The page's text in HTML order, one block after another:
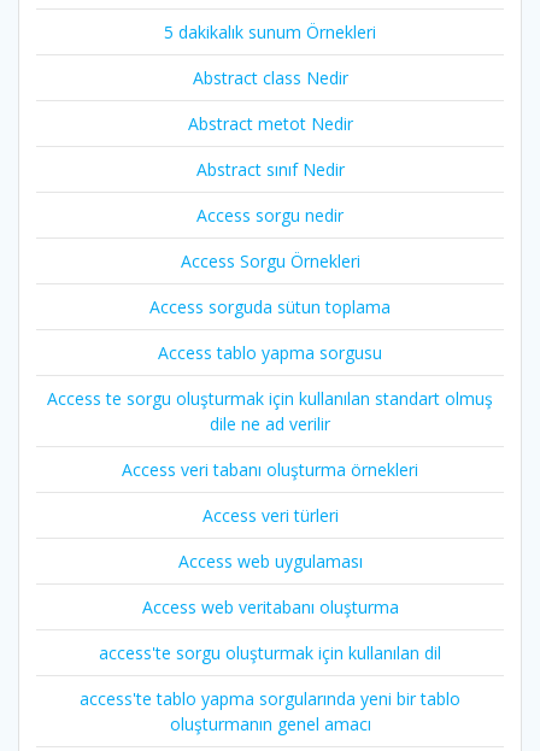
5 dakikalık sunum Örnekleri
Abstract class Nedir
Abstract metot Nedir
Abstract sınıf Nedir
Access sorgu nedir
Access Sorgu Örnekleri
Access sorguda sütun toplama
Access tablo yapma sorgusu
Access te sorgu oluşturmak için kullanılan standart olmuş
dile ne ad verilir
Access veri tabanı oluşturma örnekleri
Access veri türleri
Access web uygulaması
Access web veritabanı oluşturma
access'te sorgu oluşturmak için kullanılan dil
access'te tablo yapma sorgularında yeni bir tablo
oluşturmanın genel amacı